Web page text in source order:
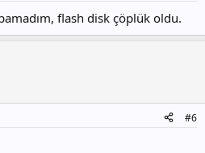
flash disk çöplük oldu.
#6